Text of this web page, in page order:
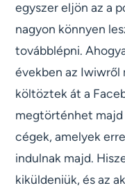
egyszer eljön az a
nagyon könnyen
továbblépni.
években az Iwiwről
költöztek át a
megtörténhet majd
cégek, amelyek
indulnak majd.
kiküldeniük, és az